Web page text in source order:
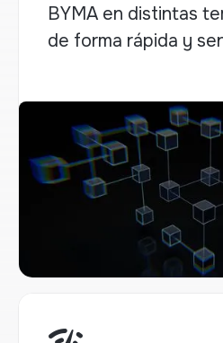
BYMA en distintas
de forma rápida y